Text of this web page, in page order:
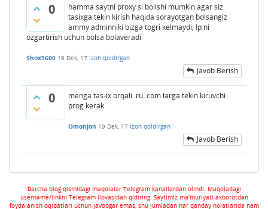
0
hamma saytni proxy si bolishi mumkin agar siz
tasixga tekin kirish haqida sorayotgan bolsangiz
ammy adminniki bizga togri kelmaydi, Ip ni
ozgartirish uchun bolsa bolaveradi
Shox9600 19 Dek, 17 Izoh qoldirgan
Javob Berish
0
menga tas-ix orqali .ru .com larga tekin kiruvchi
prog kerak
Omonjon 19 Dek, 17 Izoh qoldirgan
Javob Berish
Barcha blog qismidagi maqolalar Telegram kanallardan olindi. Maqoladagi
username/linkni Telegram ilovasidan qidiring. Saytimiz ma'muriyati axborotdan
foydalanish oqibatlari uchun javobgar emas, shu jumladan har qanday holatlarida ham